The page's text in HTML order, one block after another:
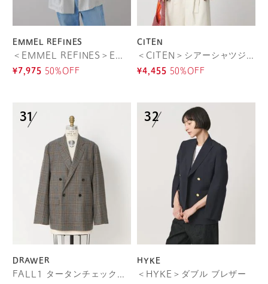
EMMEL REFINES
＜EMMEL REFINES＞EM ライトシアー テーラード ジャケット
¥7,975 50%OFF
CITEN
＜CITEN＞シアーシャツジャケット
¥4,455 50%OFF
DRAWER
FALL1 タータンチェックダブルテーラードジャケット
HYKE
＜HYKE＞ダブル ブレザー